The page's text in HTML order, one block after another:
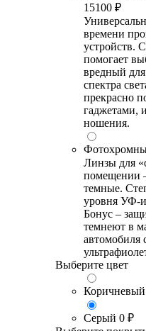
15100 ₽
времени
устройств.
помогает
вредный для
спектра
прекрасно
гаджетами,
ношения.
Линзы для
помещении
темные.
уровня УФ-
Бонус –
темнеют в
автомобиля
Выберите цвет
Коричневый
Серый 0 ₽